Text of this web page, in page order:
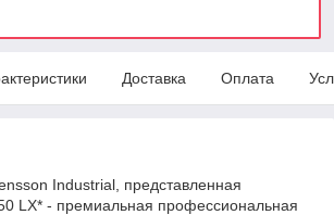
Доставка Оплата
Industrial, представленная
LX* - премиальная профессиональная